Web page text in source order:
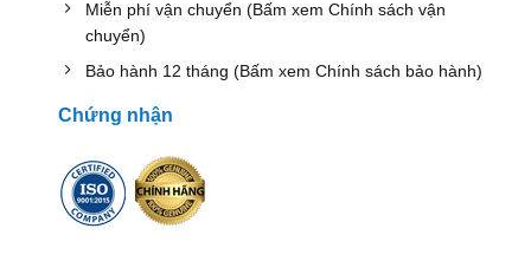
Miễn phí vận chuyển (Bấm xem Chính sách vận
chuyển)
Bảo hành 12 tháng (Bấm xem Chính sách bảo hành)
Chứng nhận